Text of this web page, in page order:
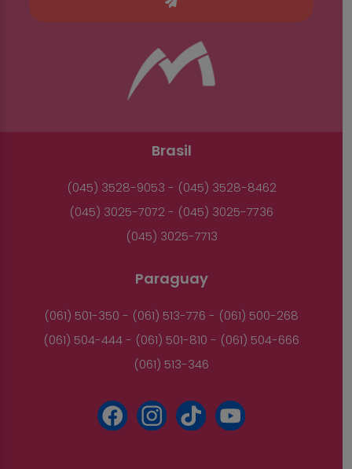
Brasil
(045) 3528-9053 - (045) 3528-8462
(045) 3025-7072 - (045) 3025-7736
(045) 3025-7713
Paraguay
(061) 501-350 - (061) 513-776 - (061) 500-268
(061) 504-444 - (061) 501-810 - (061) 504-666
(061) 513-346